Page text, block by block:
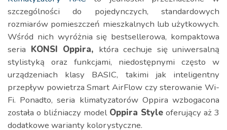
szczególności do pojedynczych, standardowych
rozmiarów pomieszczeń mieszkalnych lub użytkowych.
Wśród nich wyróżnia się bestsellerowa, kompaktowa
seria KONSI Oppira, która cechuje się uniwersalną
stylistyką oraz funkcjami, niedostępnymi często w
urządzeniach klasy BASIC, takimi jak inteligentny
przepływ powietrza Smart AirFlow czy sterowanie Wi-
Fi. Ponadto, seria klimatyzatorów Oppira wzbogacona
została o bliźniaczy model Oppira Style oferujący aż 3
dodatkowe warianty kolorystyczne.